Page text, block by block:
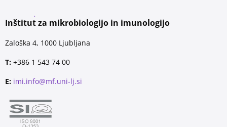
Inštitut za mikrobiologijo in imunologijo
Zaloška 4, 1000 Ljubljana
T: +386 1 543 74 00
E: imi.info@mf.uni-lj.si